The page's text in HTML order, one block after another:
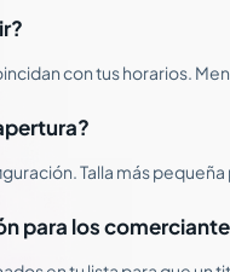
con tus horarios.
Talla más
para los